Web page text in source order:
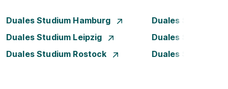
Duales Studium Hamburg
Duales Studium
Duales Studium Leipzig
Duales Studium
Duales Studium Rostock
Duales Studium